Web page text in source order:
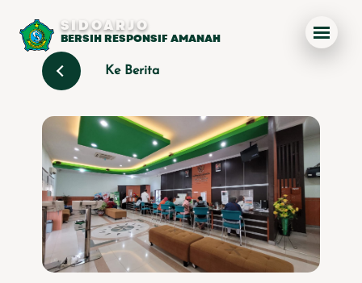
SIDOARJO
BERSIH RESPONSIF AMANAH
Ke Berita